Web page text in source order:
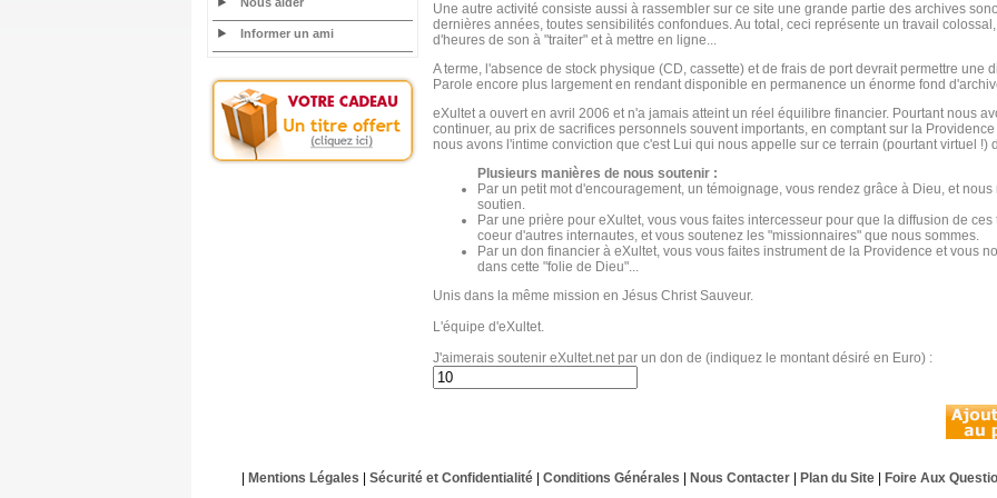
Informer un ami
Une autre activité consiste aussi à rassembler sur ce site une grande partie des archives
dernières années, toutes sensibilités confondues. Au total, ceci représente un travail
d'heures de son à "traiter" et à mettre en ligne...
A terme, l'absence de stock physique (CD, cassette) et de frais de port devrait permettre une
Parole encore plus largement en rendant disponible en permanence un énorme fond
eXultet a ouvert en avril 2006 et n'a jamais atteint un réel équilibre financier. Pourtant nous
continuer, au prix de sacrifices personnels souvent importants, en comptant sur la
nous avons l'intime conviction que c'est Lui qui nous appelle sur ce terrain (pourtant virtuel !)
Plusieurs manières de nous soutenir :
Par un petit mot d'encouragement, un témoignage, vous rendez grâce à Dieu, et nous
soutien.
Par une prière pour eXultet, vous vous faites intercesseur pour que la diffusion de ces
coeur d'autres internautes, et vous soutenez les "missionnaires" que nous sommes.
Par un don financier à eXultet, vous vous faites instrument de la Providence et vous
dans cette "folie de Dieu"...
Unis dans la même mission en Jésus Christ Sauveur.
L'équipe d'eXultet.
J'aimerais soutenir eXultet.net par un don de (indiquez le montant désiré en Euro) :
Mentions Légales Sécurité et Confidentialité| Conditions Générales Nous Contacter| Plan du Site| Foire Aux